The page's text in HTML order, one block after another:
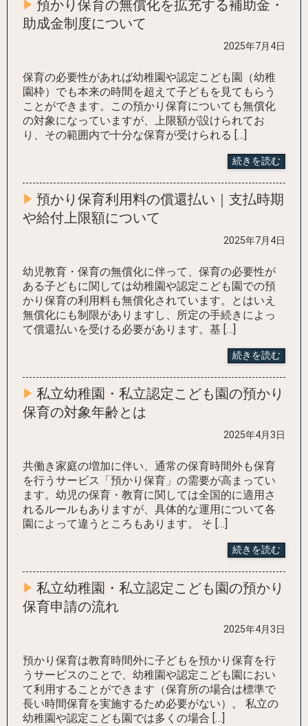
預かり保育の無償化を拡充する補助金・
助成金制度について
2025年7月4日
保育の必要性があれば幼稚園や認定こども園（幼稚
園枠）でも本来の時間を超えて子どもを見てもらう
ことができます。この預かり保育についても無償化
の対象になっていますが、上限額が設けられてお
り、その範囲内で十分な保育が受けられる […]
続きを読む
預かり保育利用料の償還払い｜支払時期
や給付上限額について
2025年7月4日
幼児教育・保育の無償化に伴って、保育の必要性が
ある子どもに関しては幼稚園や認定こども園での預
かり保育の利用料も無償化されています。とはいえ
無償化にも制限がありますし、所定の手続きによっ
て償還払いを受ける必要があります。基 […]
続きを読む
私立幼稚園・私立認定こども園の預かり
保育の対象年齢とは
2025年4月3日
共働き家庭の増加に伴い、通常の保育時間外も保育
を行うサービス「預かり保育」の需要が高まってい
ます。幼児の保育・教育に関しては全国的に適用さ
れるルールもありますが、具体的な運用について各
園によって違うところもあります。 そ […]
続きを読む
私立幼稚園・私立認定こども園の預かり
保育申請の流れ
2025年4月3日
預かり保育は教育時間外に子どもを預かり保育を行
うサービスのことで、幼稚園や認定こども園におい
て利用することができます（保育所の場合は標準で
長い時間保育を実施するため必要がない）。 私立の
幼稚園や認定こども園では多くの場合 […]